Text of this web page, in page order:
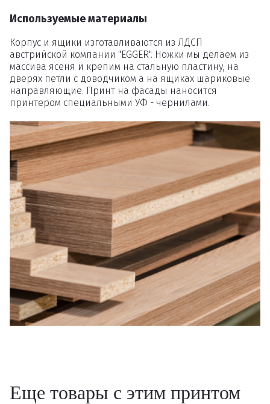
Используемые материалы
Корпус и ящики изготавливаются из ЛДСП
австрийской компании "EGGER". Ножки мы делаем из
массива ясеня и крепим на стальную пластину, на
дверях петли с доводчиком а на ящиках шариковые
направляющие. Принт на фасады наносится
принтером специальными УФ - чернилами.
Еще товары с этим принтом
Вы точно хотите удалить
товар из корзины?
Удалить